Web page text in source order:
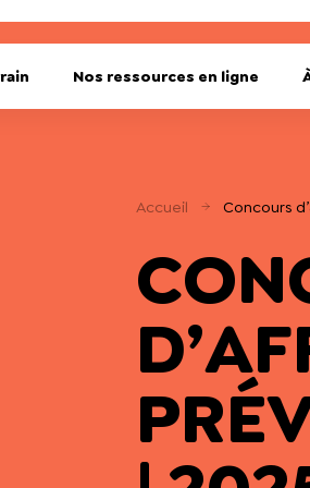
Nos ressources en ligne
Accueil Concours